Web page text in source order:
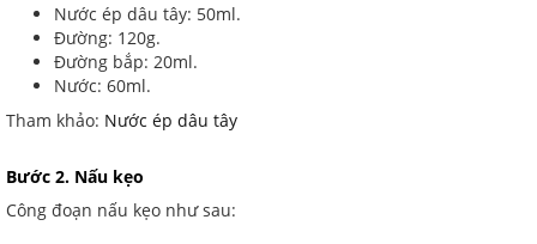
Nước ép dâu tây: 50ml.
Đường: 120g.
Đường bắp: 20ml.
Nước: 60ml.
Tham khảo: Nước ép dâu tây
Bước 2. Nấu kẹo
Công đoạn nấu kẹo như sau: